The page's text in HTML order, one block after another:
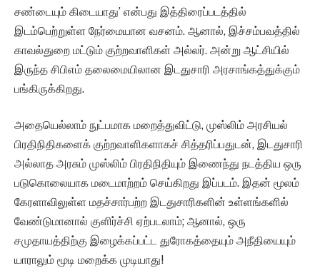
சண்டையும் கிடையாது’ என்பது இத்திரைப்படத்தில்
இடம்பெற்றுள்ள நேர்மையான வசனம். ஆனால், இச்சம்பவத்தில்
காவல்துறை மட்டும் குற்றவாளிகள் அல்லர். அன்று ஆட்சியில்
இருந்த சிபிஎம் தலைமையிலான இடதுசாரி அரசாங்கத்துக்கும்
பங்கிருக்கிறது.
அதையெல்லாம் நுட்பமாக மறைத்துவிட்டு, முஸ்லிம் அரசியல்
பிரதிநிதிகளைக் குற்றவாளிகளாகச் சித்தரிப்பதுடன், இடதுசாரி
அல்லாத அரசும் முஸ்லிம் பிரதிநிதியும் இணைந்து நடத்திய ஒரு
படுகொலையாக மடைமாற்றம் செய்கிறது இப்படம். இதன் மூலம்
கேரளாவிலுள்ள மதச்சார்பற்ற இடதுசாரிகளின் உள்ளங்களில்
வேண்டுமானால் குளிர்ச்சி ஏற்படலாம்; ஆனால், ஒரு
சமுதாயத்திற்கு இழைக்கப்பட்ட துரோகத்தையும் அநீதியையும்
யாராலும் மூடி மறைக்க முடியாது!